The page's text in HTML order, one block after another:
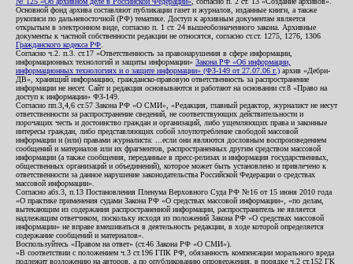
Основной фонд архива составляют публикации газет и журналов, изданные книги, а также
рукописи по дальневосточной (РФ) тематике. Доступ к архивным документам является
открытым в электронном виде, согласно п. 1 ст. 24 вышеобозначенного закона. Архивные
документы к частной собственности редакции не относятся, согласно ст.ст. 1275, 1276, 1306
Гражданского кодекса РФ
Согласно ч.2. п.3. ст.17 «Ответственность за правонарушения в сфере информации,
информационных технологий и защиты информации» Закона РФ «Об информации,
информационных технологиях и о защите информации» (ФЗ-149 от 27.07.06 г.) архив «Дебри-
ДВ», хранящий информацию, гражданско-правовую ответственность за распространение
информации не несет. Сайт и редакция основываются и работают на основании ст.8 «Право на
доступ к информации» ФЗ-149.
Согласно пп.3,4,6 ст.57 Закона РФ «О СМИ», «Редакция, главный редактор, журналист не несут
ответственности за распространение сведений, не соответствующих действительности и
порочащих честь и достоинство граждан и организаций, либо ущемляющих права и законные
интересы граждан, либо представляющих собой злоупотребление свободой массовой
информации и (или) правами журналиста: ...если они являются дословным воспроизведением
сообщений и материалов или их фрагментов, распространенных другим средством массовой
информации (а также сообщения, переданные в пресс-релизах и информация государственных,
общественных организаций и объединений), которое может быть установлено и привлечено к
ответственности за данное нарушение законодательства Российской Федерации о средствах
массовой информации».
Согласно абз.3, п.13 Постановления Пленума Верховного Суда РФ №16 от 15 июня 2010 года
«О практике применения судами Закона РФ «О средствах массовой информации», «по делам,
вытекающим из содержания распространенной информации, распространитель не является
надлежащим ответчиком, поскольку исходя из положений Закона РФ «О средствах массовой
информации» не вправе вмешиваться в деятельность редакции, в ходе которой определяется
содержание сообщений и материалов».
Воспользуйтесь «Правом на ответ» (ст.46 Закона РФ «О СМИ»).
«В соответствии с положением ч.3 ст.196 ГПК РФ, обязанность компенсации морального вреда
подлежит возложению на авторов, а по опубликованию опровержения, в порядке ч.2 ст.152 ГК